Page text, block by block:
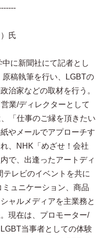
氏
に新聞社にて記者とし
稿執筆を行い、LGBTの
治家などの取材を行う。
業/ディレクターとして
「仕事のご縁を頂きたい
やメールでアプローチす
、NHK「めざせ！会社
で、出逢ったアートディ
テレビのイベントを共に
ュニケーション、商品
ャルメディアを主業務と
現在は、プロモーター/
当事者としての体験